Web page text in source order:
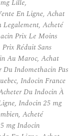
Lille,
En Ligne, Achat
Legalement, Acheté
Prix Le Moins
Réduit Sans
Au Maroc, Achat
Du Indomethacin Pas
Indocin France
Du Indocin À
Indocin 25 mg
Acheté
mg Indocin